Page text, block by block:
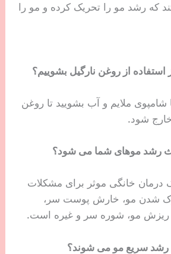
که رشد مو را تحریک کرده و مو را
استفاده از روغن نارگیل بشوییم؟
شامپوی ملایم و آب بشویید تا روغن
خارج شود.
رشد موهای شما می شود؟
درمان خانگی موثر برای مشکلات
شدن مو، خارش پوست سر،
مو، شوره سر و غیره است.
رشد سریع مو می شوند؟